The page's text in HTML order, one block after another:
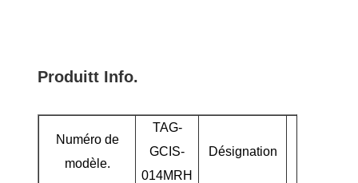
Produitt Info.
Numéro de
modèle.
TAG-
GCIS-
014MRH
Désignation